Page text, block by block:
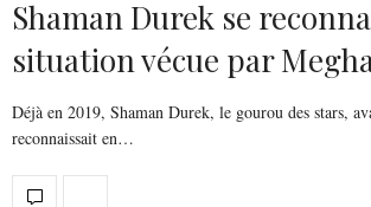
Shaman Durek se
situation vécue par
Déjà en 2019, Shaman Durek, le gourou des stars,
reconnaissait en…